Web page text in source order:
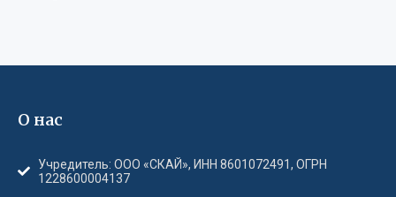
О нас
Учредитель: ООО «СКАЙ», ИНН 8601072491, ОГРН
1228600004137